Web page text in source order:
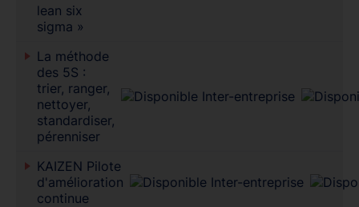
lean six
sigma »
La méthode
des 5S :
trier, ranger,
nettoyer,
standardiser,
pérenniser
KAIZEN Pilote
d'amélioration
continue